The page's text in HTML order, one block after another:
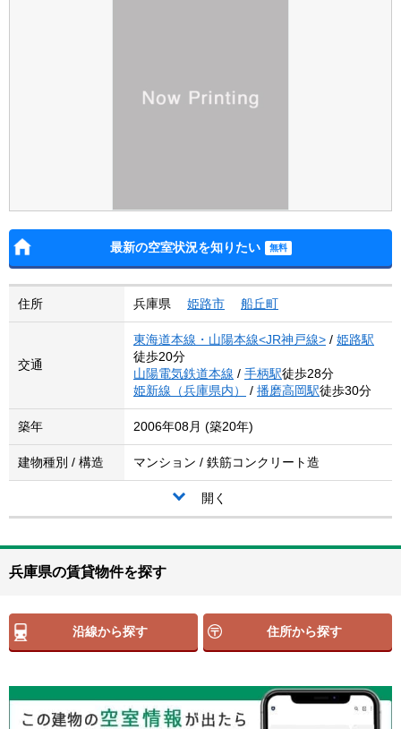
最新の空室状況を知りたい
住所 兵庫県 姫路市 船丘町
交通
東海道本線・山陽本線<JR神戸線> / 姫路駅
徒歩20分
山陽電気鉄道本線 / 手柄駅徒歩28分
姫新線（兵庫県内）
/ 播磨高岡駅徒歩30分
築年 2006年08月 (築20年)
建物種別 / 構造 マンション / 鉄筋コンクリート造
開く
兵庫県の賃貸物件を探す
沿線から探す 住所から探す